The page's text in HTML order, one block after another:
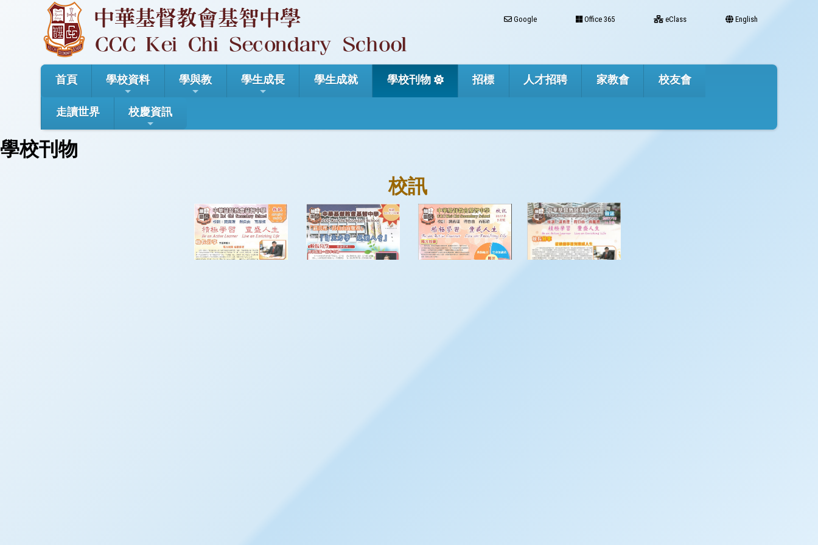
Google Office 365 eClass English
首頁 學校資料 學與教 學生成長 學生成就 學校刊物 招標 人才招聘 家教會 校友會
走讀世界 校慶資訊
學校刊物